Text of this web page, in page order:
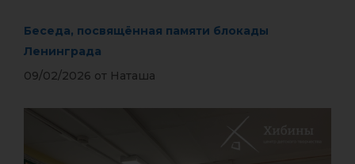
Беседа, посвящённая памяти блокады
Ленинграда
09/02/2026 от Наташа